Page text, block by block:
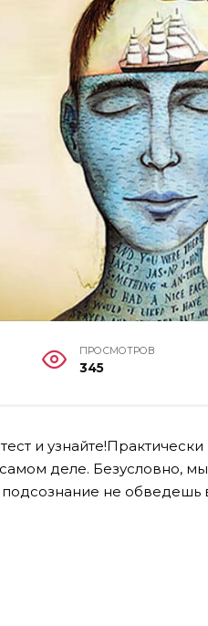
ПРОСМОТРОВ
345
и
деле. Безусловно,
не обведешь